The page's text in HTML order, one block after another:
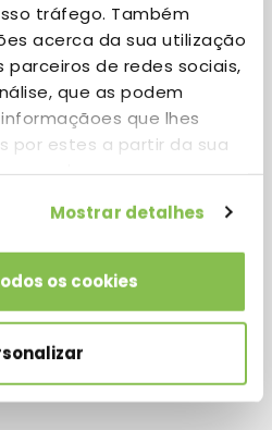
tráfego. Também
acerca da sua utilização
de redes sociais,
que as podem
que lhes
por estes a partir da sua
serviços.
Mostrar detalhes
os cookies